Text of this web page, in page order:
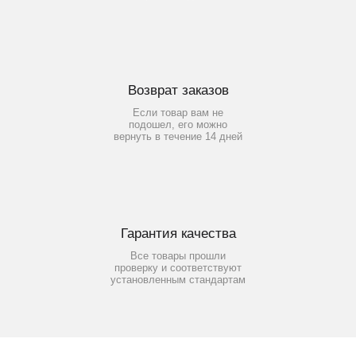
Возврат заказов
Если товар вам не
подошел, его можно
вернуть в течение 14 дней
Гарантия качества
Все товары прошли
проверку и соответствуют
установленным стандартам